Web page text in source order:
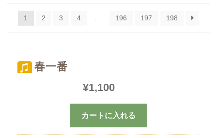
1 2 3 4 … 196 197 198
春一番
¥1,100
カートに入れる